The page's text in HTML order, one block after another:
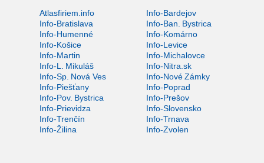
Atlasfiriem.info
Info-Bardejov
Info-Bratislava
Info-Ban. Bystrica
Info-Humenné
Info-Komárno
Info-Košice
Info-Levice
Info-Martin
Info-Michalovce
Info-L. Mikuláš
Info-Nitra.sk
Info-Sp. Nová Ves
Info-Nové Zámky
Info-Piešťany
Info-Poprad
Info-Pov. Bystrica
Info-Prešov
Info-Prievidza
Info-Slovensko
Info-Trenčín
Info-Trnava
Info-Žilina
Info-Zvolen